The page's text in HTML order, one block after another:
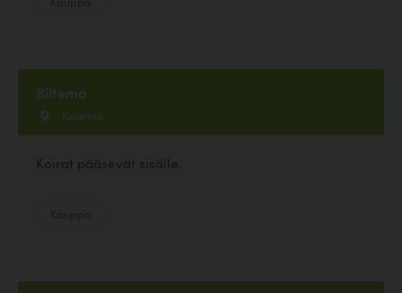
Biltema
, Kaarina
Koirat pääsevät sisälle.